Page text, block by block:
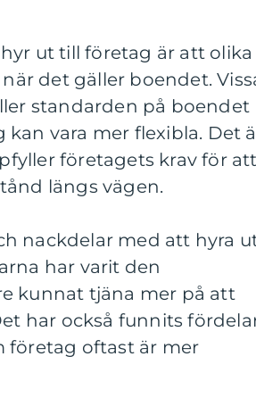
ut till företag är att olika
det gäller boendet.
standarden på boendet
vara mer flexibla. Det
företagets krav för att
längs vägen.
nackdelar med att hyra
har varit den
kunnat tjäna mer på att
har också funnits
företag oftast är mer